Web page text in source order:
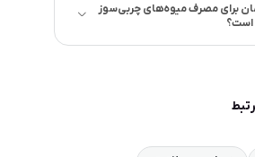
برای مصرف میوه‌های چربی‌سوز